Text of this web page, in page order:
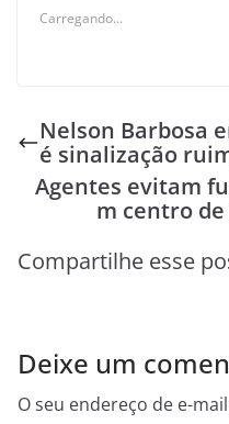
Carregando...
Nelson Barbosa
é sinalização
Agentes evitam
m centro
Compartilhe esse
Deixe um
O seu endereço de e-